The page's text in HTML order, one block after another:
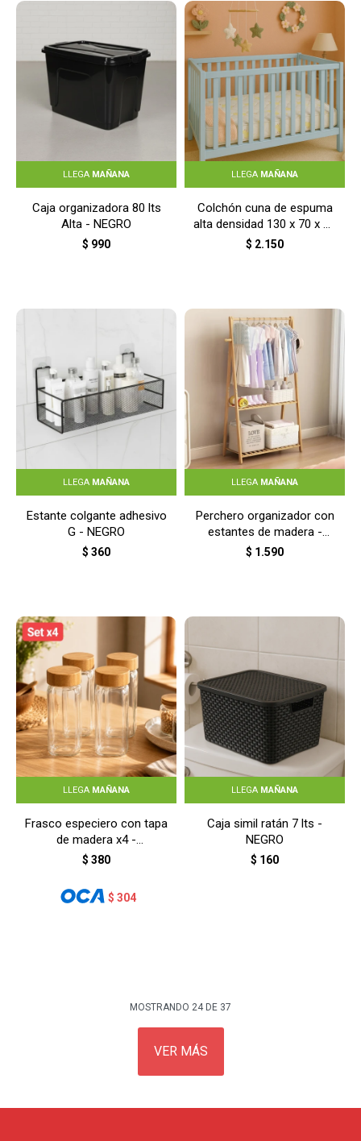
LLEGA MAÑANA
Caja organizadora 80 lts
Alta - NEGRO
$ 990
LLEGA MAÑANA
Colchón cuna de espuma
alta densidad 130 x 70 x 10
- BLANCO
$ 2.150
LLEGA MAÑANA
Estante colgante adhesivo
G - NEGRO
$ 360
LLEGA MAÑANA
Perchero organizador con
estantes de madera -
MADERA
$ 1.590
LLEGA MAÑANA
Frasco especiero con tapa
de madera x4 -
TRANSPARENTE
$ 380
$ 304
LLEGA MAÑANA
Caja simil ratán 7 lts -
NEGRO
$ 160
MOSTRANDO 24DE 37
VER MÁS